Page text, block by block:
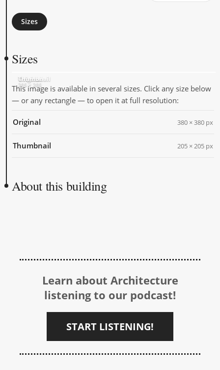
Sizes
Sizes
Original
380 × 380
Thumbnail
205 × 205
This image is available in several sizes. Click any size below
— or any rectangle — to open it at full resolution:
Original 380 × 380 px
Thumbnail 205 × 205 px
About this building
Learn about Architecture
listening to our podcast!
START LISTENING!